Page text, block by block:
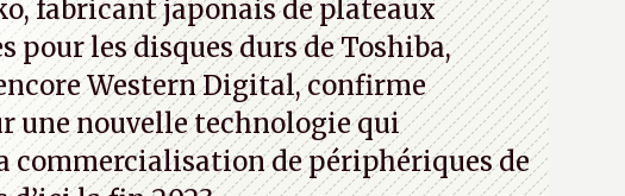
fabricant japonais de plateaux
pour les disques durs de Toshiba,
Western Digital, confirme
une nouvelle technologie qui
commercialisation de périphériques de